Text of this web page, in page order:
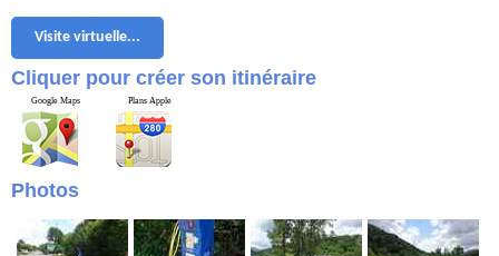
Visite virtuelle...
Cliquer pour créer son itinéraire
Google Maps Plans Apple
Photos